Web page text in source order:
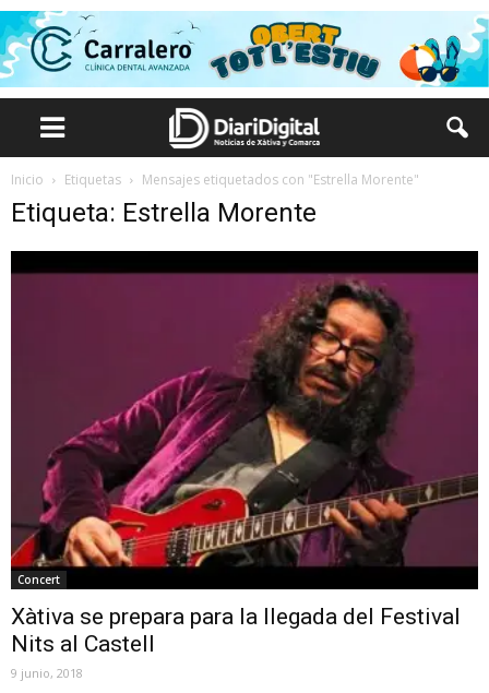
Inicio Etiquetas Mensajes etiquetados con "Estrella Morente"
Etiqueta: Estrella Morente
Concert
Xàtiva se prepara para la llegada del Festival
Nits al Castell
9 junio, 2018